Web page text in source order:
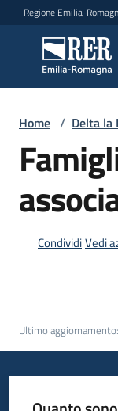
Vai al contenuto
Vai alla navigazione
Vai al footer
Regione Emilia-
e
Servizi
le
famiglie
Home / Delta la
CondividiVedi
Ultimo aggiornamento: